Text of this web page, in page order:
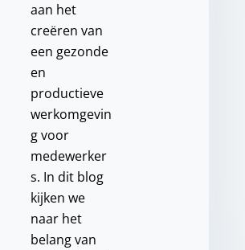
aan het
creëren van
een gezonde
en
productieve
werkomgevin
g voor
medewerker
s. In dit blog
kijken we
naar het
belang van